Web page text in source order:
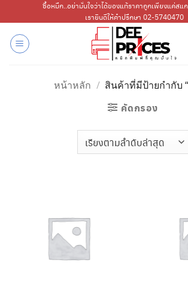
ไป
เนื้อหา
ซื้อหมึก..อย่ามั่นใจว่าได้ของแท้ราคาถูกเพียงแค่สแ
เรายินดีให้คำปรึกษา 02-5740470
หน้าหลัก / สินค้าที่มีป้ายกำกับ
คัดกรอง